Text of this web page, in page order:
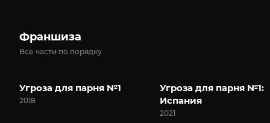
Франшиза
Все части по порядку
Угроза для парня №1
2018
Угроза для парня №1:
Испания
2021